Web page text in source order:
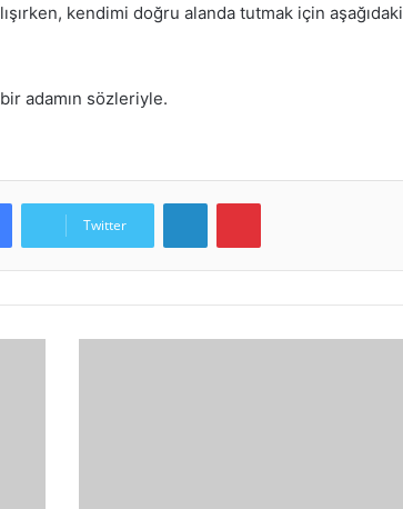
kendimi doğru alanda tutmak için aşağıdaki
adamın sözleriyle.
Twitter